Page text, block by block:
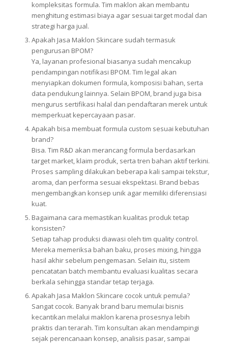
kompleksitas formula. Tim maklon akan membantu
menghitung estimasi biaya agar sesuai target modal dan
strategi harga jual.
Apakah Jasa Maklon Skincare sudah termasuk
pengurusan BPOM?
Ya, layanan profesional biasanya sudah mencakup
pendampingan notifikasi BPOM. Tim legal akan
menyiapkan dokumen formula, komposisi bahan, serta
data pendukung lainnya. Selain BPOM, brand juga bisa
mengurus sertifikasi halal dan pendaftaran merek untuk
memperkuat kepercayaan pasar.
Apakah bisa membuat formula custom sesuai kebutuhan
brand?
Bisa. Tim R&D akan merancang formula berdasarkan
target market, klaim produk, serta tren bahan aktif terkini.
Proses sampling dilakukan beberapa kali sampai tekstur,
aroma, dan performa sesuai ekspektasi. Brand bebas
mengembangkan konsep unik agar memiliki diferensiasi
kuat.
Bagaimana cara memastikan kualitas produk tetap
konsisten?
Setiap tahap produksi diawasi oleh tim quality control.
Mereka memeriksa bahan baku, proses mixing, hingga
hasil akhir sebelum pengemasan. Selain itu, sistem
pencatatan batch membantu evaluasi kualitas secara
berkala sehingga standar tetap terjaga.
Apakah Jasa Maklon Skincare cocok untuk pemula?
Sangat cocok. Banyak brand baru memulai bisnis
kecantikan melalui maklon karena prosesnya lebih
praktis dan terarah. Tim konsultan akan mendampingi
sejak perencanaan konsep, analisis pasar, sampai